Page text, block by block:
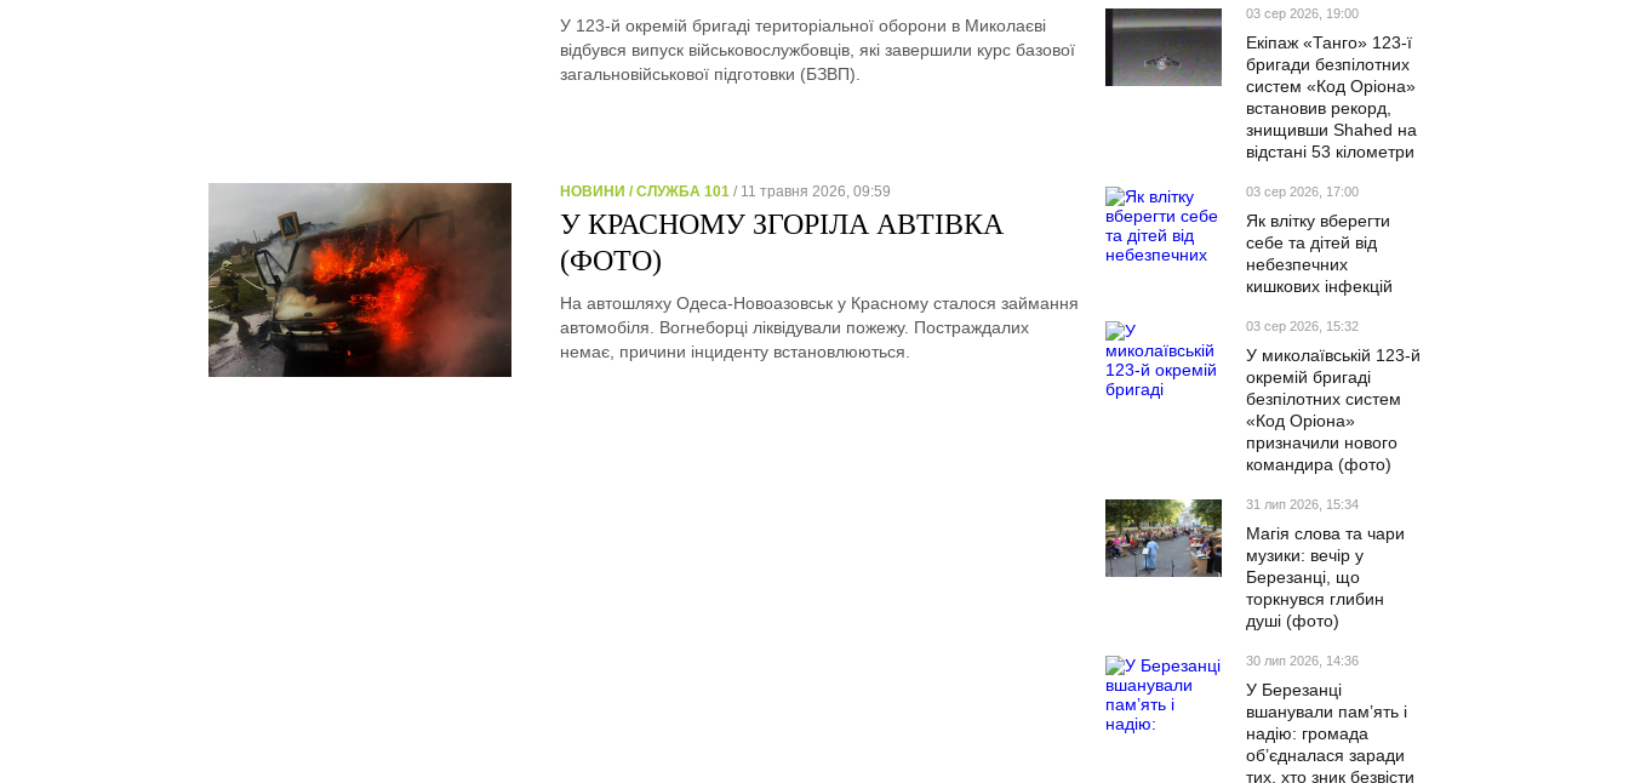
У 123-й окремій бригаді територіальної оборони в Миколаєві
відбувся випуск військовослужбовців, які завершили курс базової
загальновійськової підготовки (БЗВП).
НОВИНИ / СЛУЖБА 101 / 11 травня 2026, 09:59
У КРАСНОМУ ЗГОРІЛА АВТІВКА
(ФОТО)
На автошляху Одеса-Новоазовськ у Красному сталося займання
автомобіля. Вогнеборці ліквідували пожежу. Постраждалих
немає, причини інциденту встановлюються.
03 сер 2026, 19:00
Екіпаж «Танго» 123-ї
бригади безпілотних
систем «Код Оріона»
встановив рекорд,
знищивши Shahed на
відстані 53 кілометри
03 сер 2026, 17:00
Як влітку вберегти
себе та дітей від
небезпечних
кишкових інфекцій
03 сер 2026, 15:32
У миколаївській 123-й
окремій бригаді
безпілотних систем
«Код Оріона»
призначили нового
командира (фото)
31 лип 2026, 15:34
Магія слова та чари
музики: вечір у
Березанці, що
торкнувся глибин
душі (фото)
30 лип 2026, 14:36
У Березанці
вшанували пам’ять і
надію: громада
об’єдналася заради
тих, хто зник безвісти